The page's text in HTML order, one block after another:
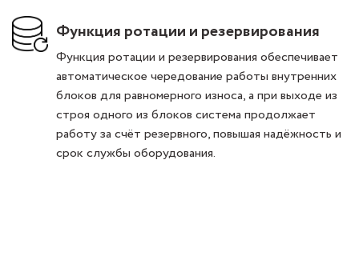
Функция ротации и резервирования
Функция ротации и резервирования обеспечивает
автоматическое чередование работы внутренних
блоков для равномерного износа, а при выходе из
строя одного из блоков система продолжает
работу за счёт резервного, повышая надёжность и
срок службы оборудования.